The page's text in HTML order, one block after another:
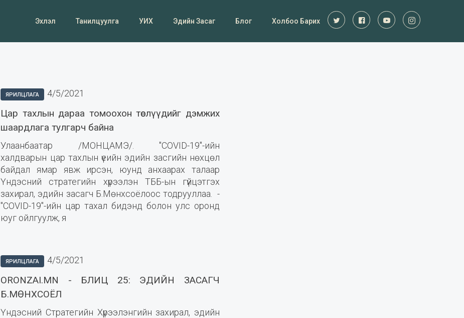
Эхлэл Танилцуулга УИХ Эдийн Засаг Блог Холбоо Барих
ЯРИЛЦЛАГА 4/5/2021
Цар тахлын дараа томоохон төслүүдийг дэмжих
шаардлага тулгарч байна
Улаанбаатар /МОНЦАМЭ/. "COVID-19"-ийн
халдварын цар тахлын үеийн эдийн засгийн нөхцөл
байдал ямар явж ирсэн, юунд анхаарах талаар
Үндэсний стратегийн хүрээлэн ТББ-ын гүйцэтгэх
захирал, эдийн засагч Б.Мөнхсоёлоос тодрууллаа. -
"COVID-19"-ийн цар тахал бидэнд болон улс оронд
юуг ойлгуулж, я
ЯРИЛЦЛАГА 4/5/2021
ORONZAI.MN - БЛИЦ 25: ЭДИЙН ЗАСАГЧ
Б.МӨНХСОЁЛ
Үндэсний Стратегийн Хүрээлэнгийн захирал, эдийн